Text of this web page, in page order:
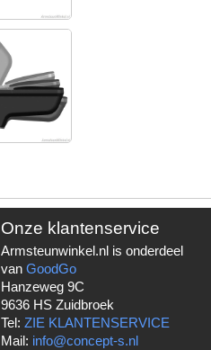
Onze klantenservice
Armsteunwinkel.nl is onderdeel
vanGoodGo
Hanzeweg 9C
9636 HS Zuidbroek
Tel:ZIE KLANTENSERVICE
Mail: info@concept-s.nl